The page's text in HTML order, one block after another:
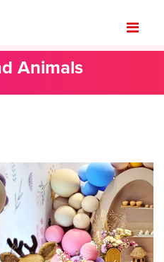
Animals